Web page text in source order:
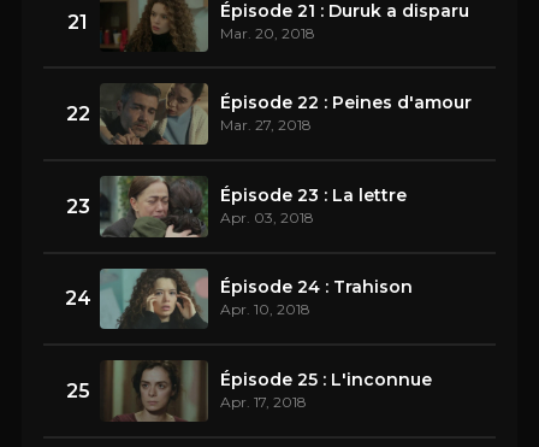
21 Épisode 21 : Duruk a disparu
Mar. 20, 2018
22 Épisode 22 : Peines d'amour
Mar. 27, 2018
23 Épisode 23 : La lettre
Apr. 03, 2018
24 Épisode 24 : Trahison
Apr. 10, 2018
25 Épisode 25 : L'inconnue
Apr. 17, 2018